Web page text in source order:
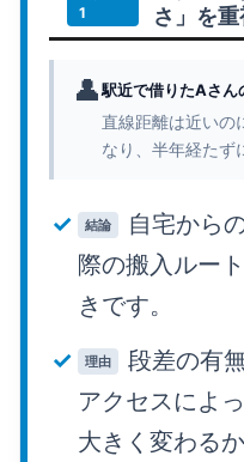
さ」を
👤駅近で借りたAさん
直線距離は近いの
なり、半年経たず
結論
自宅から
際の搬入ルー
きです。
理由
段差の有
アクセスによ
大きく変わるか